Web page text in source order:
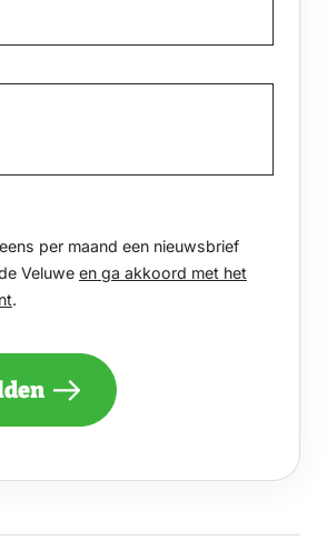
per maand een nieuwsbrief
Veluwe en ga akkoord met het
.